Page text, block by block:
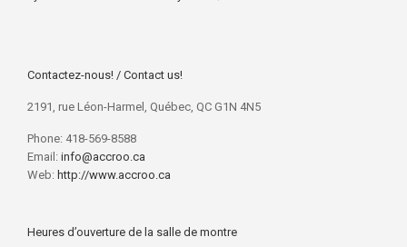
Contactez-nous! / Contact us!
2191, rue Léon-Harmel, Québec, QC G1N 4N5
Phone: 418-569-8588
Email: info@accroo.ca
Web: http://www.accroo.ca
Heures d’ouverture de la salle de montre